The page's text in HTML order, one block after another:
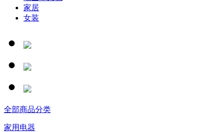
家居
女装
全部商品分类
家用电器